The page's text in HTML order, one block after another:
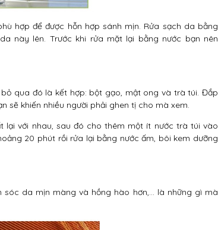
hợp để được hỗn hợp sánh mịn. Rửa sạch da bằng
này lên. Trước khi rửa mặt lại bằng nước bạn nên
qua đó là kết hợp: bột gạo, mật ong và trà túi. Đắp
sẽ khiến nhiều người phải ghen tị cho mà xem.
với nhau, sau đó cho thêm một ít nước trà túi vào
20 phút rồi rửa lại bằng nước ấm, bôi kem dưỡng
da mịn màng và hồng hào hơn,… là những gì mà